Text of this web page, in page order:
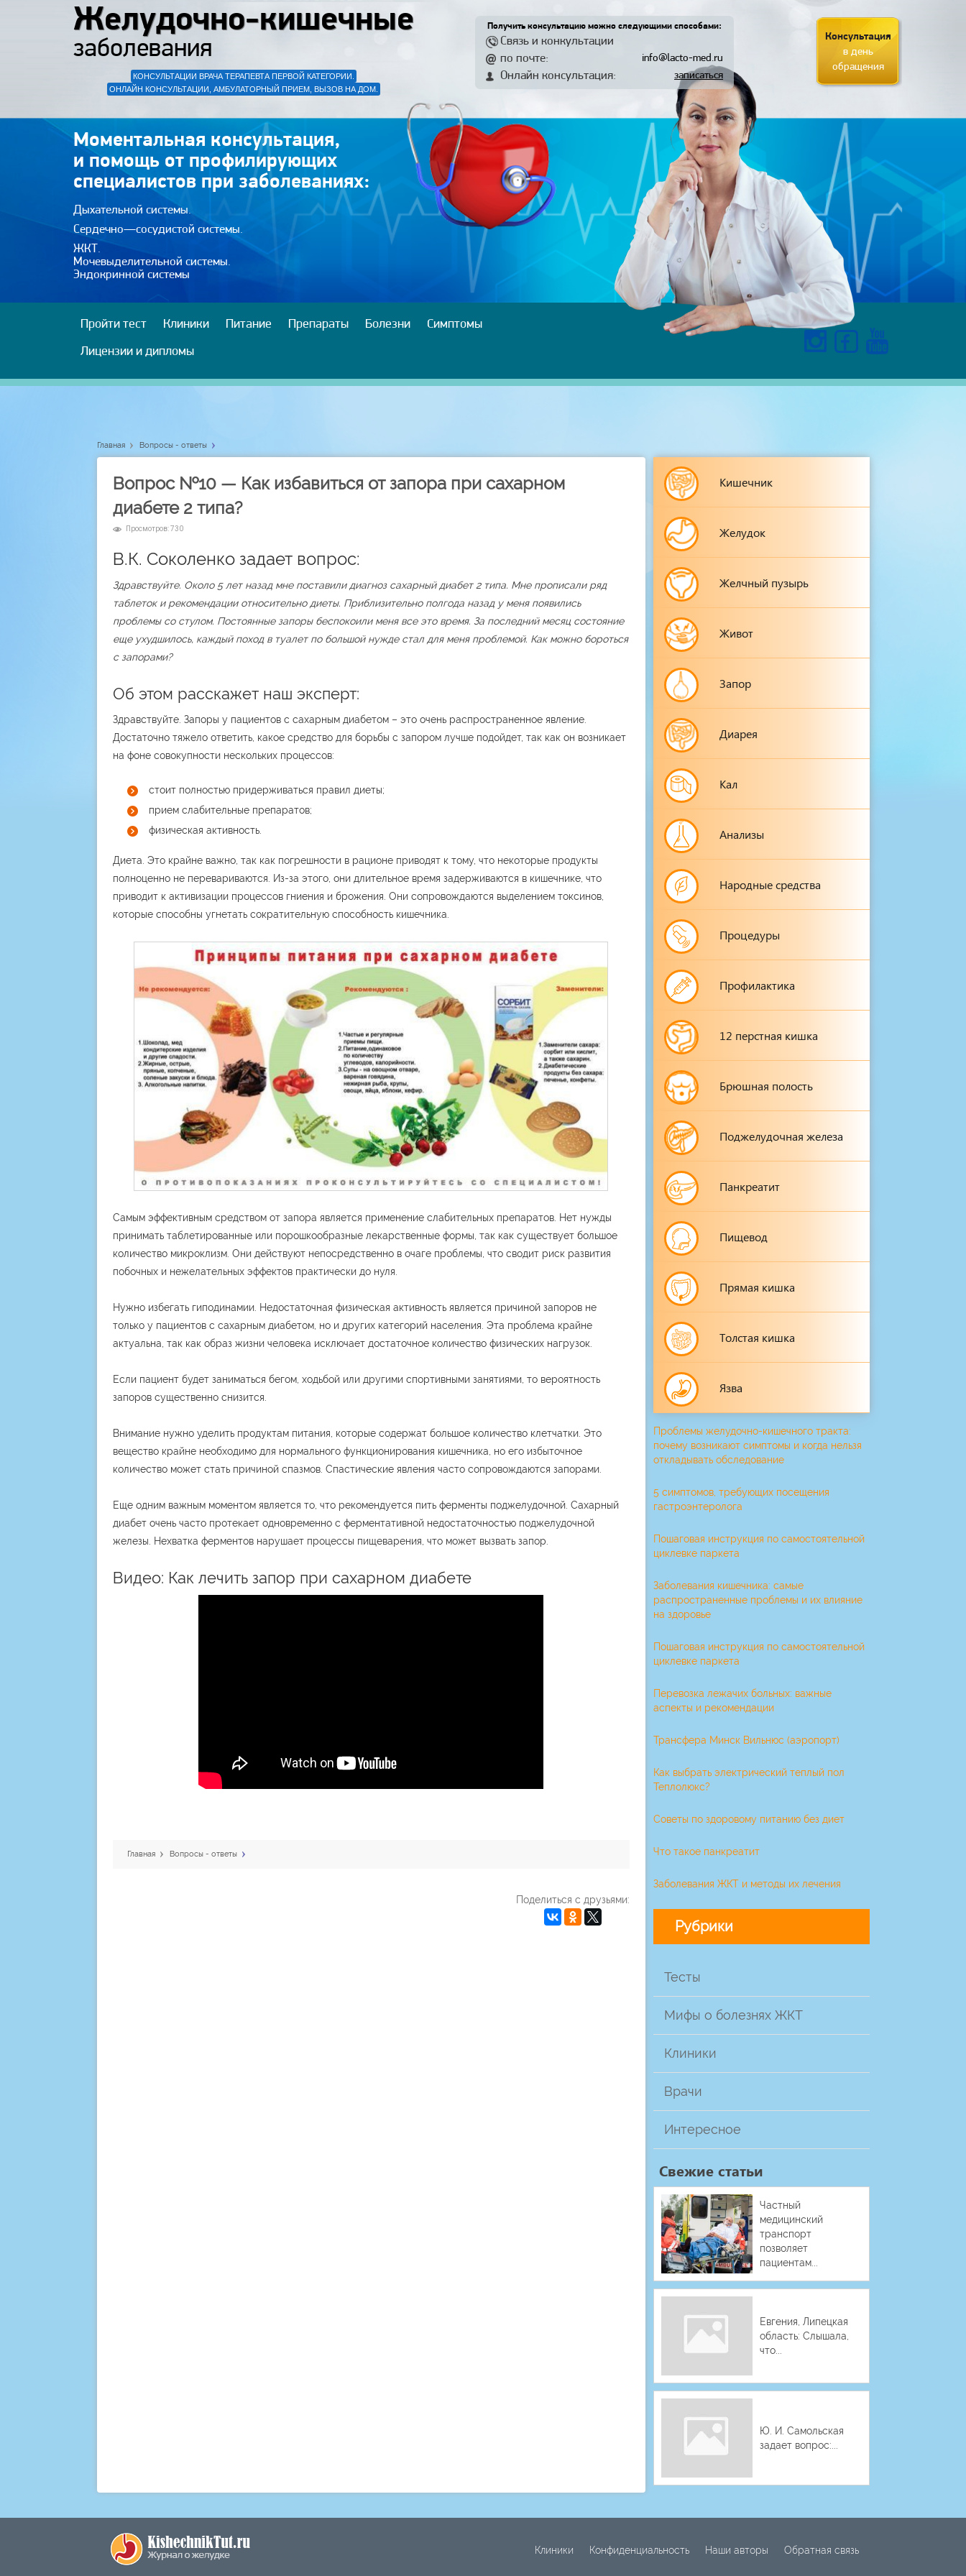
Желудочно-кишечные
заболевания
КОНСУЛЬТАЦИИ ВРАЧА ТЕРАПЕВТА ПЕРВОЙ КАТЕГОРИИ.
ОНЛАЙН КОНСУЛЬТАЦИИ, АМБУЛАТОРНЫЙ ПРИЕМ, ВЫЗОВ НА ДОМ.
Получить консультацию можно следующими способами:
Связь и конкультации
по почте:
info@lacto-med.ru
Онлайн консультация: записаться
Консультация
в день
обращения
Моментальная консультация,
и помощь от профилирующих
специалистов при заболеваниях:
Дыхательной системы.
Сердечно—сосудистой системы.
ЖКТ.
Мочевыделительной системы.
Эндокринной системы
Пройти тест Клиники Питание Препараты Болезни
Симптомы
Лицензии и дипломы
Главная Вопросы - ответы
Вопрос №10 — Как избавиться от запора при сахарном
диабете 2 типа?
Просмотров: 730
В.К. Соколенко задает вопрос:
Здравствуйте. Около 5 лет назад мне поставили диагноз сахарный диабет 2 типа. Мне прописали ряд
таблеток и рекомендации относительно диеты. Приблизительно полгода назад у меня появились
проблемы со стулом. Постоянные запоры беспокоили меня все это время. За последний месяц состояние
еще ухудшилось, каждый поход в туалет по большой нужде стал для меня проблемой. Как можно бороться
с запорами?
Об этом расскажет наш эксперт:
Здравствуйте. Запоры у пациентов с сахарным диабетом – это очень распространенное явление.
Достаточно тяжело ответить, какое средство для борьбы с запором лучше подойдет, так как он возникает
на фоне совокупности нескольких процессов:
стоит полностью придерживаться правил диеты;
прием слабительные препаратов;
физическая активность.
Диета. Это крайне важно, так как погрешности в рационе приводят к тому, что некоторые продукты
полноценно не перевариваются. Из-за этого, они длительное время задерживаются в кишечнике, что
приводит к активизации процессов гниения и брожения. Они сопровождаются выделением токсинов,
которые способны угнетать сократительную способность кишечника.
Самым эффективным средством от запора является применение слабительных препаратов. Нет нужды
принимать таблетированные или порошкообразные лекарственные формы, так как существует большое
количество микроклизм. Они действуют непосредственно в очаге проблемы, что сводит риск развития
побочных и нежелательных эффектов практически до нуля.
Нужно избегать гиподинамии. Недостаточная физическая активность является причиной запоров не
только у пациентов с сахарным диабетом, но и других категорий населения. Эта проблема крайне
актуальна, так как образ жизни человека исключает достаточное количество физических нагрузок.
Если пациент будет заниматься бегом, ходьбой или другими спортивными занятиями, то вероятность
запоров существенно снизится.
Внимание нужно уделить продуктам питания, которые содержат большое количество клетчатки. Это
вещество крайне необходимо для нормального функционирования кишечника, но его избыточное
количество может стать причиной спазмов. Спастические явления часто сопровождаются запорами.
Еще одним важным моментом является то, что рекомендуется пить ферменты поджелудочной. Сахарный
диабет очень часто протекает одновременно с ферментативной недостаточностью поджелудочной
железы. Нехватка ферментов нарушает процессы пищеварения, что может вызвать запор.
Видео: Как лечить запор при сахарном диабете
Главная Вопросы - ответы
Поделиться с друзьями:
Кишечник
Желудок
Желчный пузырь
Живот
Запор
Диарея
Кал
Анализы
Народные средства
Процедуры
Профилактика
12 перстная кишка
Брюшная полость
Поджелудочная железа
Панкреатит
Пищевод
Прямая кишка
Толстая кишка
Язва
Проблемы желудочно-кишечного тракта:
почему возникают симптомы и когда нельзя
откладывать обследование
5 симптомов, требующих посещения
гастроэнтеролога
Пошаговая инструкция по самостоятельной
циклевке паркета
Заболевания кишечника: самые
распространенные проблемы и их влияние
на здоровье
Пошаговая инструкция по самостоятельной
циклевке паркета
Перевозка лежачих больных: важные
аспекты и рекомендации
Трансфера Минск Вильнюс (аэропорт)
Как выбрать электрический теплый пол
Теплолюкс?
Советы по здоровому питанию без диет
Что такое панкреатит
Заболевания ЖКТ и методы их лечения
Рубрики
Тесты
Мифы о болезнях ЖКТ
Клиники
Врачи
Интересное
Свежие статьи
Частный
медицинский
транспорт
позволяет
пациентам...
Евгения, Липецкая
область: Слышала,
что...
Ю. И. Самольская
задает вопрос:...
Клиники Конфиденциальность Наши авторы Обратная связь